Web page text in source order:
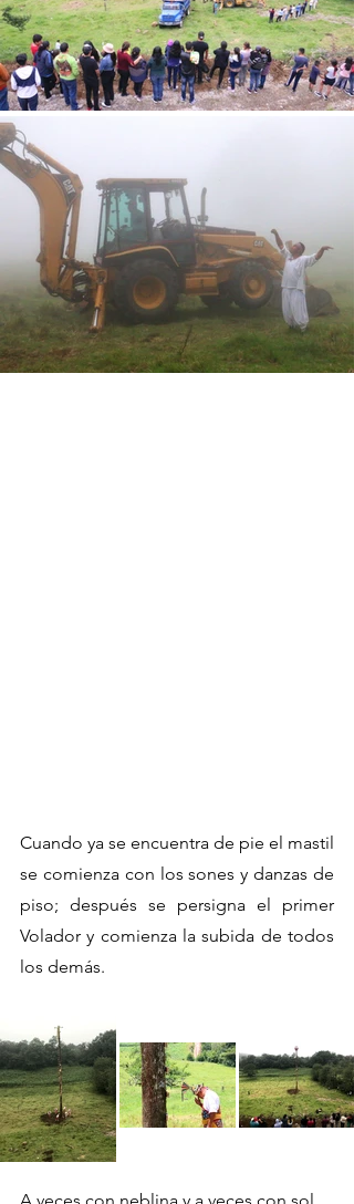
Cuando ya se encuentra de pie el mastil
se comienza con los sones y danzas de
piso; después se persigna el primer
Volador y comienza la subida de todos
los demás.
A veces con neblina y a veces con sol,